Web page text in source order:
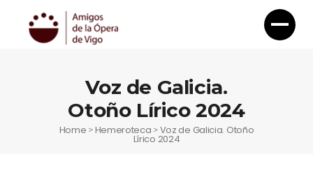
Voz de Galicia.
Otoño Lírico 2024
Home >Hemeroteca >Voz de Galicia. Otoño
Lírico 2024